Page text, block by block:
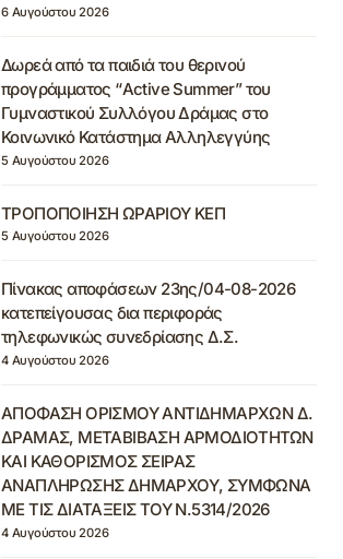
6 Αυγούστου 2026
Δωρεά από τα παιδιά του θερινού
προγράμματος “Active Summer” του
Γυμναστικού Συλλόγου Δράμας στο
Κοινωνικό Κατάστημα Αλληλεγγύης
5 Αυγούστου 2026
ΤΡΟΠΟΠΟΙΗΣΗ ΩΡΑΡΙΟΥ ΚΕΠ
5 Αυγούστου 2026
Πίνακας αποφάσεων 23ης/04-08-2026
κατεπείγουσας δια περιφοράς
τηλεφωνικώς συνεδρίασης Δ.Σ.
4 Αυγούστου 2026
ΑΠΟΦΑΣΗ ΟΡΙΣΜΟΥ ΑΝΤΙΔΗΜΑΡΧΩΝ Δ.
ΔΡΑΜΑΣ, ΜΕΤΑΒΙΒΑΣΗ ΑΡΜΟΔΙΟΤΗΤΩΝ
ΚΑΙ ΚΑΘΟΡΙΣΜΟΣ ΣΕΙΡΑΣ
ΑΝΑΠΛΗΡΩΣΗΣ ΔΗΜΑΡΧΟΥ, ΣΥΜΦΩΝΑ
ΜΕ ΤΙΣ ΔΙΑΤΑΞΕΙΣ ΤΟΥ Ν.5314/2026
4 Αυγούστου 2026